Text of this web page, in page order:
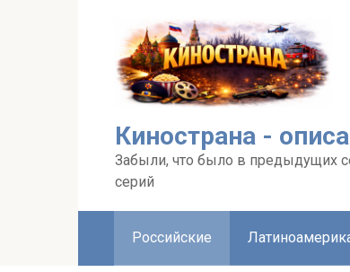
Кинострана -
Забыли, что было в предыдущих
серий
Российские